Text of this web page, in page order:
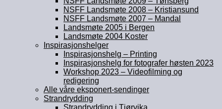
NSFF Landsmøte 2008 – Kristiansund
NSFF Landsmøte 2007 – Mandal
Landsmøte 2005 i Bergen
Landsmøte 2004 Koster
Inspirasjonshelger
Inspirasjonshelg – Printing
Inspirasjonshelg for fotografer høsten 2023
Workshop 2023 – Videofilming og
redigering
Alle våre eksponert-sendinger
Strandrydding
Strandrydding i Tjørvika